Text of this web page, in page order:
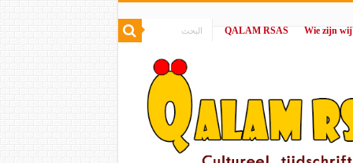
|
QALAM RSAS